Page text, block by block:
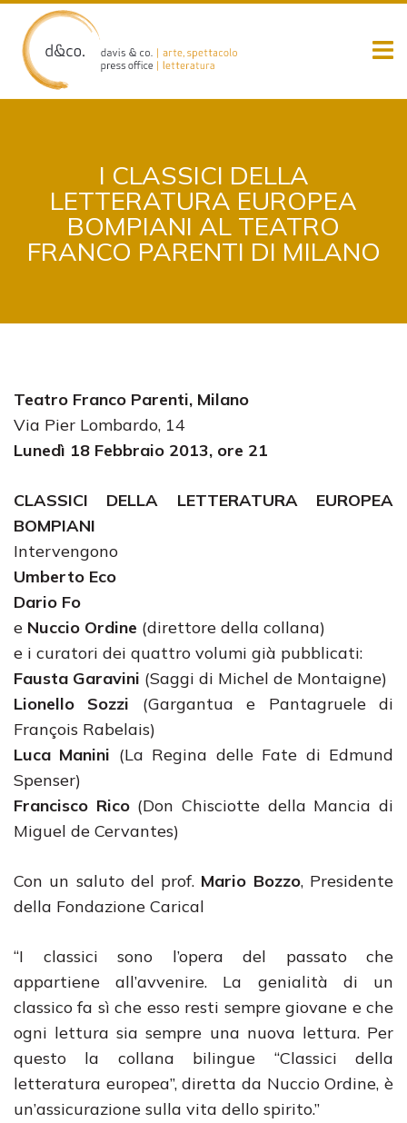
content
I CLASSICI DELLA
LETTERATURA EUROPEA
BOMPIANI AL TEATRO
FRANCO PARENTI DI MILANO
Teatro Franco Parenti, Milano
Via Pier Lombardo, 14
Lunedì 18 Febbraio 2013, ore 21
CLASSICI DELLA LETTERATURA EUROPEA
BOMPIANI
Intervengono
Umberto Eco
Dario Fo
e Nuccio Ordine (direttore della collana)
e i curatori dei quattro volumi già pubblicati:
Fausta Garavini (Saggi di Michel de Montaigne)
Lionello Sozzi (Gargantua e Pantagruele di
François Rabelais)
Luca Manini (La Regina delle Fate di Edmund
Spenser)
Francisco Rico(Don Chisciotte della Mancia di
Miguel de Cervantes)
Con un saluto del prof. Mario Bozzo, Presidente
della Fondazione Carical
“I classici sono l’opera del passato che
appartiene all’avvenire. La genialità di un
classico fa sì che esso resti sempre giovane e che
ogni lettura sia sempre una nuova lettura. Per
questo la collana bilingue “Classici della
letteratura europea”, diretta da Nuccio Ordine, è
un’assicurazione sulla vita dello spirito.”